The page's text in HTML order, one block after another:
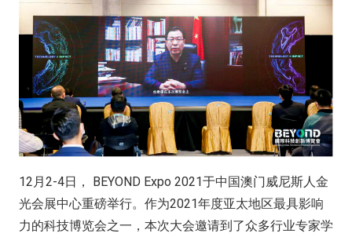
12月2-4日， BEYOND Expo 2021于中国澳门威尼斯人金
光会展中心重磅举行。作为2021年度亚太地区最具影响
力的科技博览会之一，本次大会邀请到了众多行业专家学